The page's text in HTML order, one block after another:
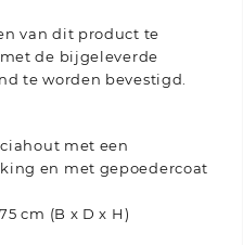
van dit product te
de bijgeleverde
te worden bevestigd.
met een
en met gepoedercoat
cm (B x D x H)